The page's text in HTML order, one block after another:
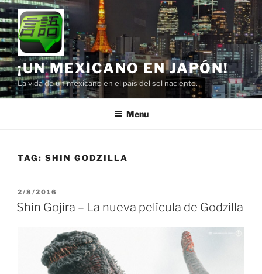
Skip
to
content
¡UN MEXICANO EN JAPÓN!
La vida de un mexicano en el país del sol naciente.
Menu
TAG: SHIN GODZILLA
POSTED
ON
2/8/2016
Shin Gojira – La nueva película de Godzilla